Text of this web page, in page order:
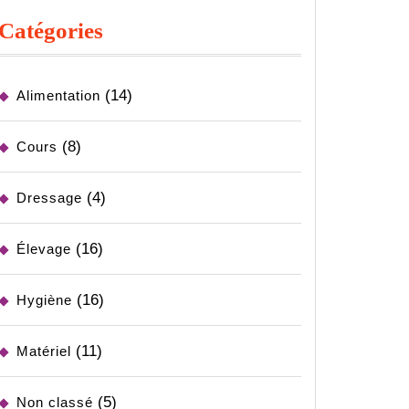
Catégories
Alimentation (14)
Cours (8)
Dressage (4)
Élevage (16)
Hygiène (16)
Matériel (11)
Non classé (5)